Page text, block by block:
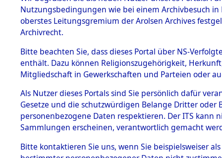
BESTÄNDE
1.
mente
5. Verschiedenes
5.3
Todesmärsche
5.3.1 Alliierte
Erhebungen
und
Nutzungsbedingungen wie bei einem Archivbesuch
oberstes Leitungsgremium der Arolsen Archives
Archivrecht.
Bitte beachten Sie, dass dieses Portal über NS-
enthält. Dazu können Religionszugehörigkeit,
Mitgliedschaft in Gewerkschaften und Parteien oder
Als Nutzer dieses Portals sind Sie persönlich dafür
Gesetze und die schutzwürdigen Belange Dritter
personenbezogene Daten respektieren. Der ITS
Sammlungen erscheinen, verantwortlich gemacht
Bitte kontaktieren Sie uns, wenn Sie beispielsweiser